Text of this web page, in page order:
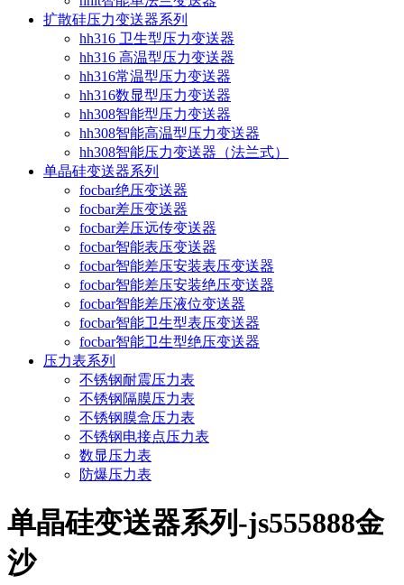
扩散硅压力变送器系列
hh316 卫生型压力变送器
hh316 高温型压力变送器
hh316常温型压力变送器
hh316数显型压力变送器
hh308智能型压力变送器
hh308智能高温型压力变送器
hh308智能压力变送器（法兰式）
单晶硅变送器系列
focbar绝压变送器
focbar差压变送器
focbar差压远传变送器
focbar智能表压变送器
focbar智能差压安装表压变送器
focbar智能差压安装绝压变送器
focbar智能差压液位变送器
focbar智能卫生型表压变送器
focbar智能卫生型绝压变送器
压力表系列
不锈钢耐震压力表
不锈钢隔膜压力表
不锈钢膜盒压力表
不锈钢电接点压力表
数显压力表
防爆压力表
单晶硅变送器系列-js555888金
沙